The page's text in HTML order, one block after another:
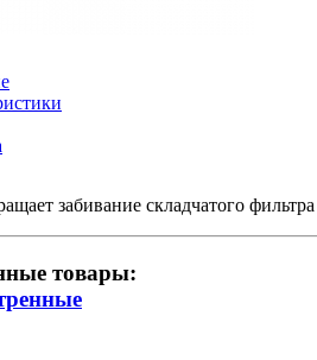
забивание складчатого
товары: